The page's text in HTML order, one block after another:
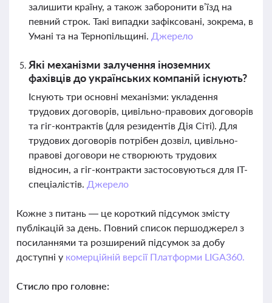
залишити країну, а також заборонити в’їзд на
певний строк. Такі випадки зафіксовані, зокрема, в
Умані та на Тернопільщині. Джерело
Які механізми залучення іноземних
фахівців до українських компаній існують?
Існують три основні механізми: укладення
трудових договорів, цивільно-правових договорів
та гіг-контрактів (для резидентів Дія Сіті). Для
трудових договорів потрібен дозвіл, цивільно-
правові договори не створюють трудових
відносин, а гіг-контракти застосовуються для ІТ-
спеціалістів. Джерело
Кожне з питань — це короткий підсумок змісту
публікацій за день. Повний список першоджерел з
посиланнями та розширений підсумок за добу
доступні у комерційній версії Платформи LIGA360.
Стисло про головне: